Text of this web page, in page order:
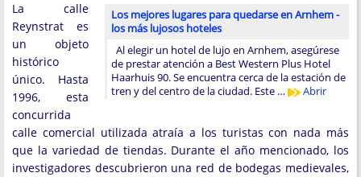
Los mejores lugares para quedarse en Arnhem -
los más lujosos hoteles
Al elegir un hotel de lujo en Arnhem, asegúrese
de prestar atención a Best Western Plus Hotel
Haarhuis 90. Se encuentra cerca de la estación de
tren y del centro de la ciudad. Este …
Abrir
La calle
Reynstrat es
un objeto
histórico
único. Hasta
1996, esta
concurrida
calle comercial utilizada atraía a los turistas con nada más
que la variedad de tiendas. Durante el año mencionado, los
investigadores descubrieron una red de bodegas medievales,